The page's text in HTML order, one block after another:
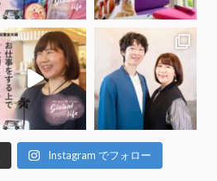
Instagram でフォロー